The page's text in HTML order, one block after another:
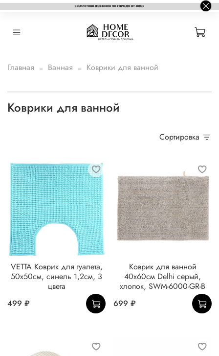
Главная Ванная Коврики для ванной
Коврики для ванной
Сортировка
VETTA Коврик для туалета,
50х50см, синель 1,2см, 3
цвета
499 ₽
Коврик для ванной
40х60см Delhi серый,
хлопок, SWM-6000-GR-B
699 ₽